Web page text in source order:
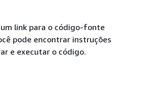
link para o código-fonte
pode encontrar instruções
e executar o código.